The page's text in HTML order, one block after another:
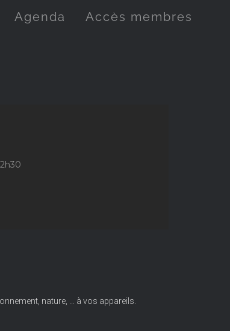
Agenda Accès membres
nature, … à vos appareils.